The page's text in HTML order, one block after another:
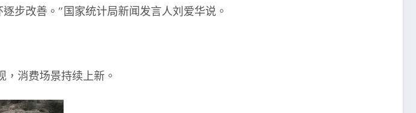
步改善。”国家统计局新闻发言人刘爱华说。
消费场景持续上新。